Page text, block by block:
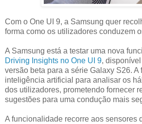
Com o One UI 9, a Samsung quer
forma como os utilizadores conduzem
A Samsung está a testar uma nova
Driving Insights no One UI 9,
versão beta para a série Galaxy S26. A
inteligência artificial para analisar os
dos utilizadores, prometendo fornecer
sugestões para uma condução mais
A funcionalidade recorre aos sensores